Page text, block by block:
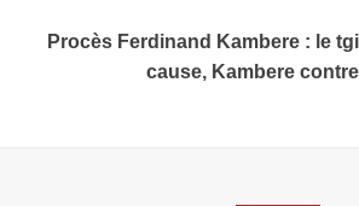
Procès Ferdinand Kambere : le
cause, Kambere